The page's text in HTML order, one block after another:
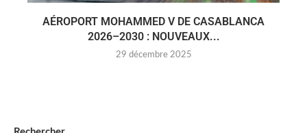
AÉROPORT MOHAMMED V DE CASABLANCA
2026–2030 : NOUVEAUX...
29 décembre 2025